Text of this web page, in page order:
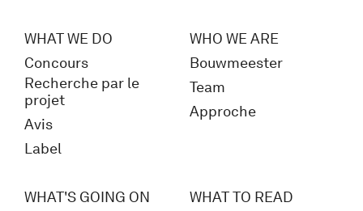
WHAT WE DO
Concours
Recherche par le
projet
Avis
Label
WHO WE ARE
Bouwmeester
Team
Approche
WHAT'S GOING ON
WHAT TO READ